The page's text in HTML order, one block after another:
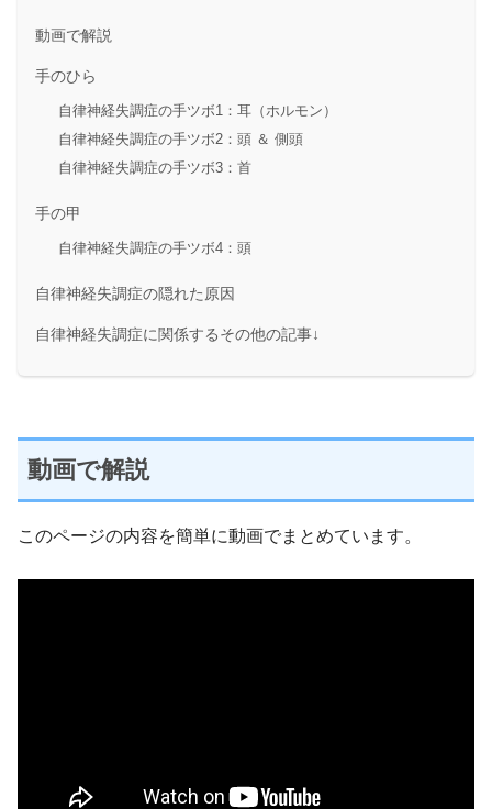
動画で解説
手のひら
自律神経失調症の手ツボ1：耳（ホルモン）
自律神経失調症の手ツボ2：頭 ＆ 側頭
自律神経失調症の手ツボ3：首
手の甲
自律神経失調症の手ツボ4：頭
自律神経失調症の隠れた原因
自律神経失調症に関係するその他の記事↓
動画で解説
このページの内容を簡単に動画でまとめています。